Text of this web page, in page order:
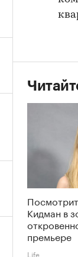
Кидман в
премьере
Life